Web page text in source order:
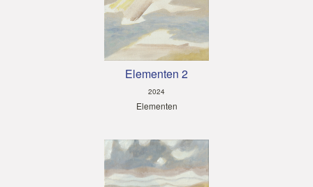
Elementen 2
2024
Elementen